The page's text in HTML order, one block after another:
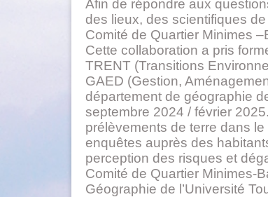
Afin de répondre aux
des lieux, des scientifiques
Comité de Quartier Minimes
Cette collaboration a pris
TRENT (Transitions
GAED (Gestion,
département de géographie
septembre 2024 / février
prélèvements de terre dans
enquêtes auprès des
perception des risques et
Comité de Quartier Minimes-
Géographie de l’Université